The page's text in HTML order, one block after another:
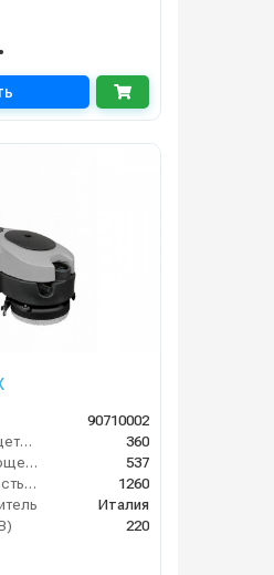
90710002
Рабочая ширина щеток (мм)
360
Ширина всасывающей балки (мм)
537
Производительность по площади (м2/ч)
1260
Италия
220